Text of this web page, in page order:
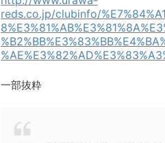
reds.co.jp/clubinfo/
一部抜粋